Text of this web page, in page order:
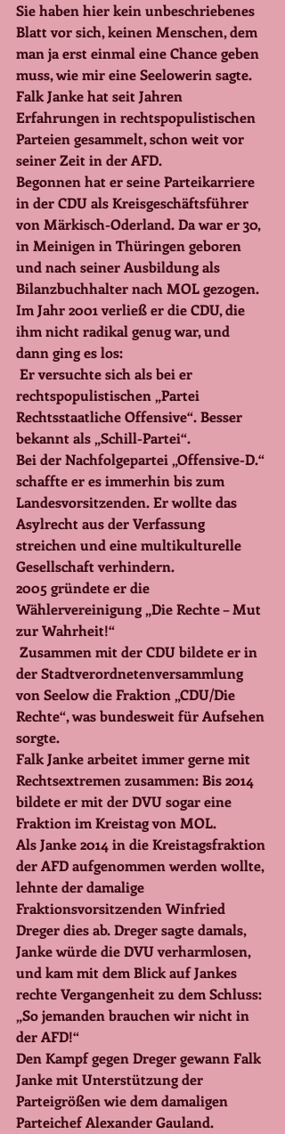
Sie haben hier kein unbeschriebenes
Blatt vor sich, keinen Menschen, dem
man ja erst einmal eine Chance geben
muss, wie mir eine Seelowerin sagte.
Falk Janke hat seit Jahren
Erfahrungen in rechtspopulistischen
Parteien gesammelt, schon weit vor
seiner Zeit in der AFD.
Begonnen hat er seine Parteikarriere
in der CDU als Kreisgeschäftsführer
von Märkisch-Oderland. Da war er 30,
in Meinigen in Thüringen geboren
und nach seiner Ausbildung als
Bilanzbuchhalter nach MOL gezogen.
Im Jahr 2001 verließ er die CDU, die
ihm nicht radikal genug war, und
dann ging es los:
rechtspopulistischen „Partei
Rechtsstaatliche Offensive“. Besser
bekannt als „Schill-Partei“.
Bei der Nachfolgepartei „Offensive-D.“
schaffte er es immerhin bis zum
Landesvorsitzenden. Er wollte das
Asylrecht aus der Verfassung
streichen und eine multikulturelle
Gesellschaft verhindern.
2005 gründete er die
Wählervereinigung „Die Rechte – Mut
zur Wahrheit!“
der Stadtverordnetenversammlung
von Seelow die Fraktion „CDU/Die
Rechte“, was bundesweit für Aufsehen
sorgte.
Falk Janke arbeitet immer gerne mit
Rechtsextremen zusammen: Bis 2014
bildete er mit der DVU sogar eine
Fraktion im Kreistag von MOL.
Als Janke 2014 in die Kreistagsfraktion
der AFD aufgenommen werden wollte,
lehnte der damalige
Fraktionsvorsitzenden Winfried
Dreger dies ab. Dreger sagte damals,
Janke würde die DVU verharmlosen,
und kam mit dem Blick auf Jankes
rechte Vergangenheit zu dem Schluss:
„So jemanden brauchen wir nicht in
der AFD!“
Den Kampf gegen Dreger gewann Falk
Janke mit Unterstützung der
Parteigrößen wie dem damaligen
Parteichef Alexander Gauland.